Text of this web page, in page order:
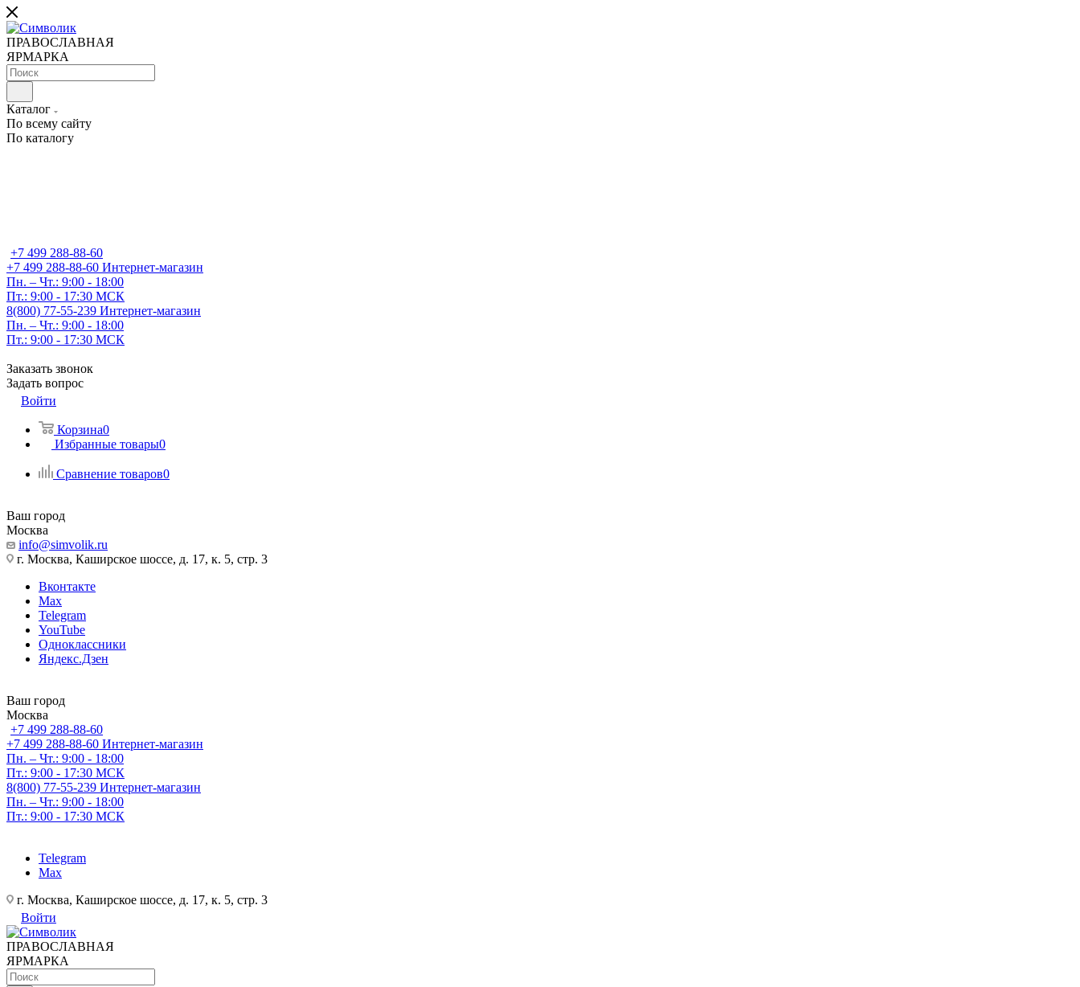
ПРАВОСЛАВНАЯ
ЯРМАРКА
Каталог
По всему сайту
По каталогу
+7 499 288-88-60
+7 499 288-88-60 Интернет-магазин
Пн. – Чт.: 9:00 - 18:00
Пт.: 9:00 - 17:30 МСК
8(800) 77-55-239 Интернет-магазин
Пн. – Чт.: 9:00 - 18:00
Пт.: 9:00 - 17:30 МСК
Заказать звонок
Задать вопрос
Войти
Корзина0
Избранные товары0
Сравнение товаров0
Ваш город
Москва
info@simvolik.ru
г. Москва, Каширское шоссе, д. 17, к. 5, стр. 3
Вконтакте
Max
Telegram
YouTube
Одноклассники
Яндекс.Дзен
Ваш город
Москва
+7 499 288-88-60
+7 499 288-88-60 Интернет-магазин
Пн. – Чт.: 9:00 - 18:00
Пт.: 9:00 - 17:30 МСК
8(800) 77-55-239 Интернет-магазин
Пн. – Чт.: 9:00 - 18:00
Пт.: 9:00 - 17:30 МСК
Telegram
Max
г. Москва, Каширское шоссе, д. 17, к. 5, стр. 3
Войти
ПРАВОСЛАВНАЯ
ЯРМАРКА